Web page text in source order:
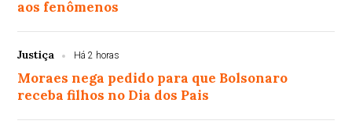
aos fenômenos
Justiça Há 2 horas
Moraes nega pedido para que Bolsonaro
receba filhos no Dia dos Pais